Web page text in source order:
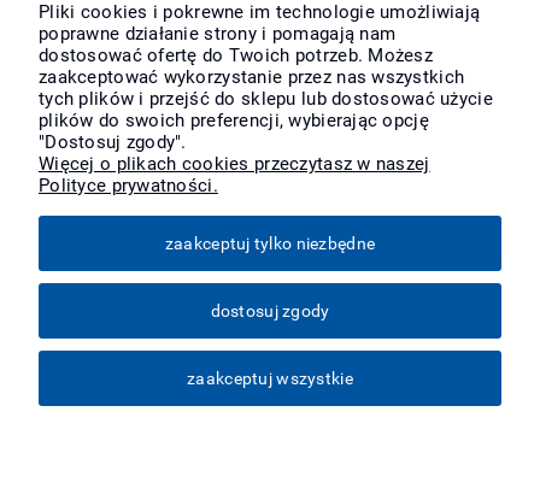
Moje konto
Płatności i dostawa
O nas
Więcej
Pliki cookies i pokrewne im technologie umożliwiają
poprawne działanie strony i pomagają nam
dostosować ofertę do Twoich potrzeb. Możesz
zaakceptować wykorzystanie przez nas wszystkich
tych plików i przejść do sklepu lub dostosować użycie
plików do swoich preferencji, wybierając opcję
"Dostosuj zgody".
Więcej o plikach cookies przeczytasz w naszej
Polityce prywatności.
zaakceptuj tylko niezbędne
dostosuj zgody
zaakceptuj wszystkie